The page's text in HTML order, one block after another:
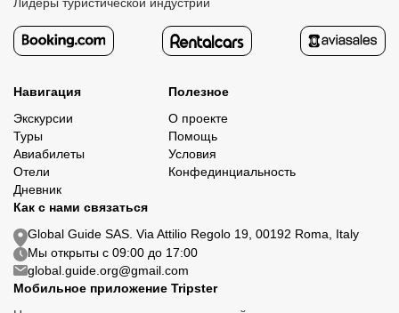
Навигация
Экскурсии
Туры
Авиабилеты
Отели
Дневник
Полезное
О проекте
Помощь
Условия
Конфединциальность
Как с нами связаться
Global Guide SAS. Via Attilio Regolo 19, 00192 Roma, Italy
Мы открыты с 09:00 до 17:00
global.guide.org@gmail.com
Мобильное приложение Tripster